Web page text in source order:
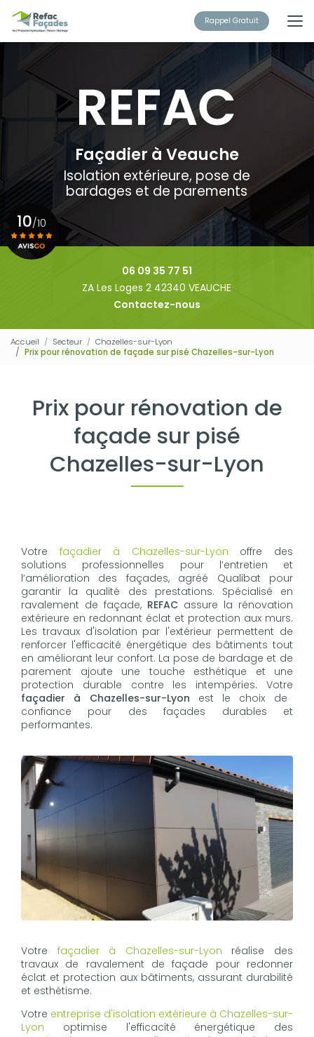
au
contenu
principal
Rappel Gratuit
Façadier à Veauche
Isolation extérieure, pose de
bardages et de parements
06 09 35 77 51
ZA Les Loges 2 42340 VEAUCHE
Contactez-nous
10/10
Accueil Secteur
Chazelles-sur-Lyon
Prix pour rénovation de façade sur pisé Chazelles-sur-Lyon
Prix pour rénovation de
façade sur pisé
Chazelles-sur-Lyon
Votre façadier à Chazelles-sur-Lyon offre des
solutions professionnelles pour l’entretien et
l’amélioration des façades, agréé Qualibat pour
garantir la qualité des prestations. Spécialisé en
ravalement de façade, REFAC assure la rénovation
extérieure en redonnant éclat et protection aux murs.
Les travaux d'isolation par l'extérieur permettent de
renforcer l'efficacité énergétique des bâtiments tout
en améliorant leur confort. La pose de bardage et de
parement ajoute une touche esthétique et une
protection durable contre les intempéries. Votre
façadier à Chazelles-sur-Lyon est le choix de
confiance pour des façades durables et
performantes.
Votre façadier à Chazelles-sur-Lyon réalise des
travaux de ravalement de façade pour redonner
éclat et protection aux bâtiments, assurant durabilité
et esthétisme.
Votre entreprise d'isolation extérieure à Chazelles-sur-
Lyon optimise l'efficacité énergétique des